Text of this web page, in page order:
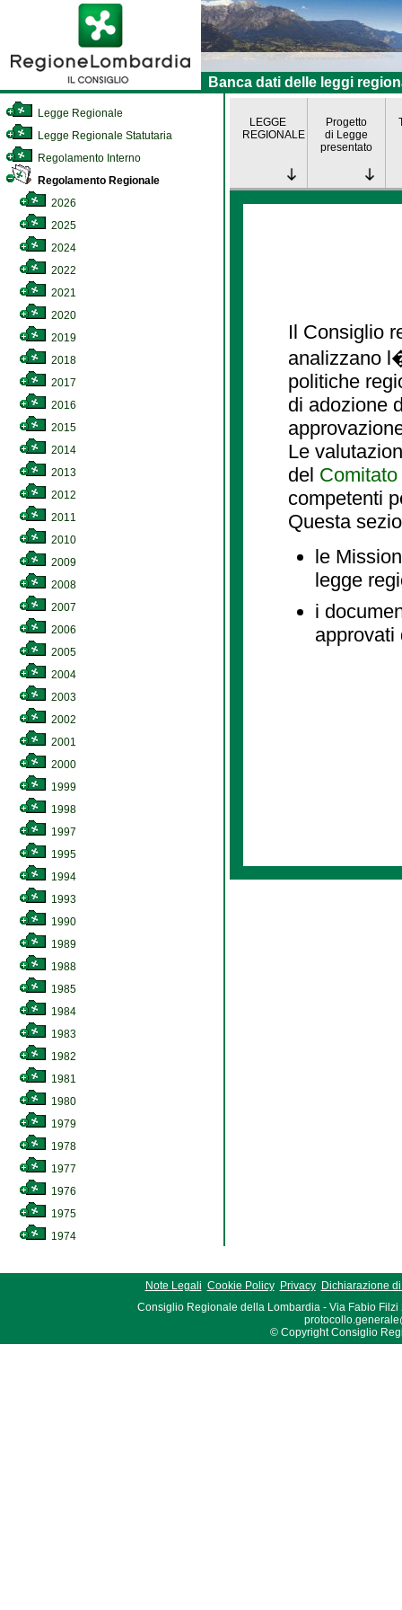
Banca dati delle leggi
Legge Regionale
Legge Regionale Statutaria
Regolamento Interno
Regolamento Regionale
2026
2025
2024
2022
2021
2020
2019
2018
2017
2016
2015
2014
2013
2012
2011
2010
2009
2008
2007
2006
2005
2004
2003
2002
2001
2000
1999
1998
1997
1995
1994
1993
1990
1989
1988
1985
1984
1983
1982
1981
1980
1979
1978
1977
1976
1975
1974
LEGGE
REGIONALE
Progetto
di Legge
presentato
Il Consiglio
analizzano
politiche
di adozione
Le
del
competenti
Questa
le
legge
i
approvati
Note Legali Cookie Policy Privacy
Dichiarazione
Consiglio Regionale della Lombardia - Via Fabio Filzi
© Copyright Consiglio